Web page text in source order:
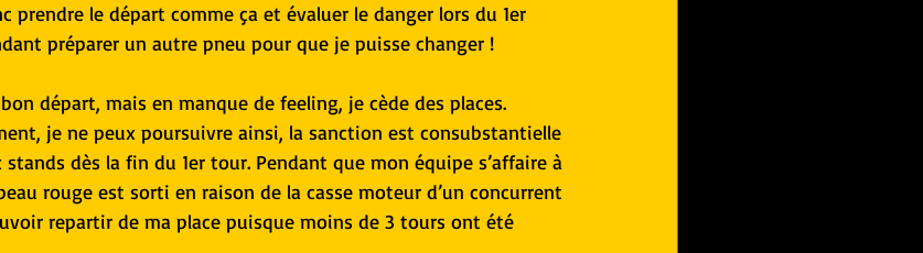
prendre le départ comme ça et évaluer le danger lors du 1er
préparer un autre pneu pour que je puisse changer !
départ, mais en manque de feeling, je cède des places.
je ne peux poursuivre ainsi, la sanction est consubstantielle
dès la fin du 1er tour. Pendant que mon équipe s’affaire à
rouge est sorti en raison de la casse moteur d’un concurrent
repartir de ma place puisque moins de 3 tours ont été